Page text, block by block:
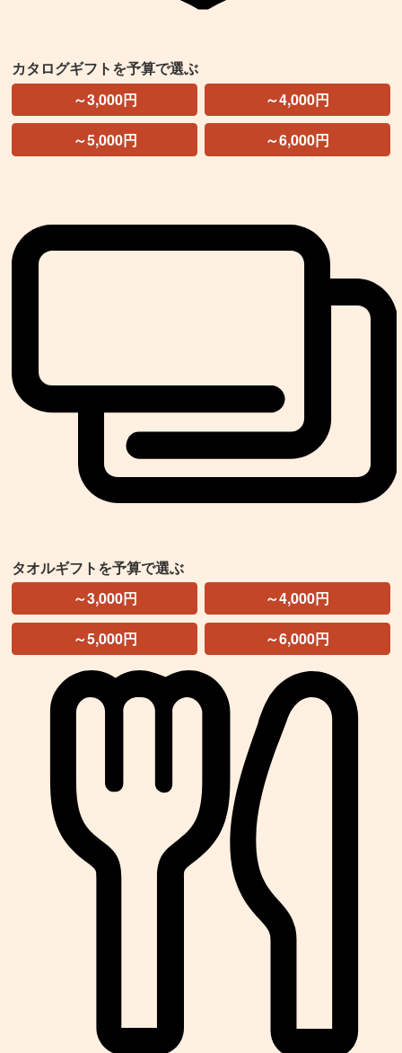
カタログギフトを予算で選ぶ
～3,000円
～4,000円
～5,000円
～6,000円
タオルギフトを予算で選ぶ
～3,000円
～4,000円
～5,000円
～6,000円